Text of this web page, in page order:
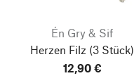
Én Gry & Sif
Herzen Filz (3 Stück)
12,90 €